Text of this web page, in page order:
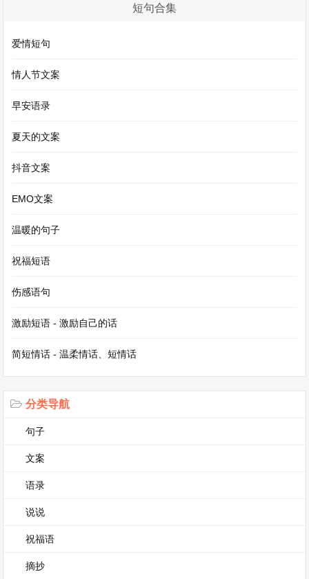
的舞姿，幽默的小品，都是同学们课余时间努力的
彩声、欢呼声此起彼伏。这是紧张学习生活中的一
次放松，也是同学们展现自我风采的机会。在这个
有成功的喜悦也有失败的沮丧。我们在一次次考试
中磨砺自己，在一场场比赛中寻找自信。那些挑灯
们成长的印记。站在元旦这个新起点上，我们展望
未来。对于即将到来的高考，心中既充满了期待也
养。
元旦的夜晚，当烟花在夜空中绽放，那绚烂的光彩
自己的天空中绽放出最耀眼的光彩。无论是在学业
上，还是在个人成长方面，都要向着目标奋勇前
行。高中的元旦，是欢乐与思考的交融，是青春路
短句合集
爱情短句
情人节文案
早安语录
夏天的文案
抖音文案
EMO文案
温暖的句子
祝福短语
伤感语句
激励短语 - 激励自己的话
简短情话 - 温柔情话、短情话
分类导航
句子
文案
语录
说说
祝福语
摘抄